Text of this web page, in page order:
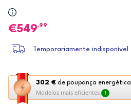
549,99
Temporariamente indisponível
302 € de poupança energética
Modelos mais eficientes 1
Esta
ação
abre